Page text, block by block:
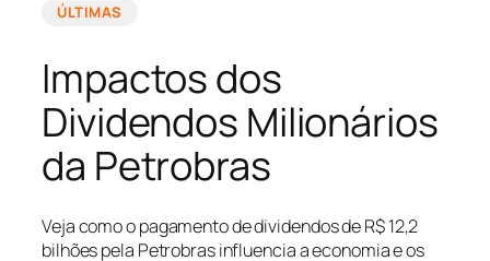
ÚLTIMAS
Impactos dos
Dividendos Milionários
da Petrobras
Veja como o pagamento de dividendos de R$ 12,2
bilhões pela Petrobras influencia a economia e os